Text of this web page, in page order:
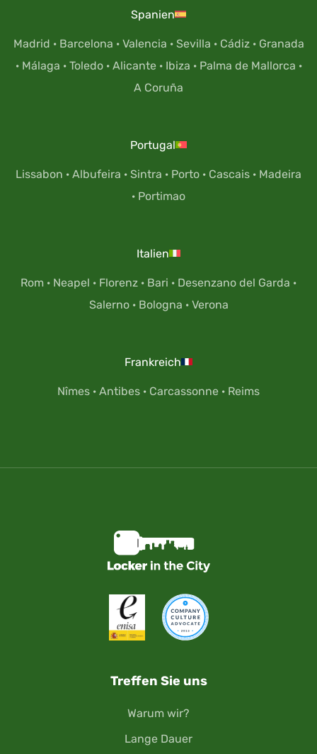
Spanien
Madrid · Barcelona · Valencia · Sevilla · Cádiz· Granada
· Málaga · Toledo· Alicante· Ibiza · Palma de Mallorca ·
A Coruña
Portugal
Lissabon · Albufeira · Sintra · Porto · Cascais · Madeira
· Portimao
Italien
Rom · Neapel · Florenz · Bari · Desenzano del Garda ·
Salerno· Bologna · Verona
Frankreich
Nîmes · Antibes · Carcassonne · Reims
Treffen Sie uns
Warum wir?
Lange Dauer